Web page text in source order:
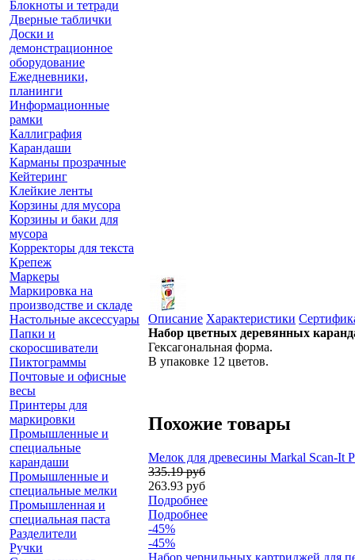
Блокноты и тетради
Дверные таблички
Доски и
демонстрационное
оборудование
Ежедневники,
планинги
Информационные
рамки
Каллиграфия
Карандаши
Карманы прозрачные
Кейтеринг
Клейкие ленты
Корзины для мусора
Корзины и баки для
мусора
Корректоры для текста
Крепеж
Маркеры
Маркировка на
производстве и складе
Настольные аксессуары
Папки и
скоросшиватели
Пиктограммы
Почтовые и офисные
весы
Принтеры для
маркировки
Промышленные и
специальные
карандаши
Промышленные и
специальные мелки
Промышленная и
специальная паста
Разделители
Ручки
Описание Характеристики
Набор цветных деревянных
Гексагональная форма.
В упаковке 12 цветов.
Похожие товары
Мелок для древесины Markal Scan-It
335.19 руб
263.93 руб
Подробнее
Подробнее
-45%
-45%